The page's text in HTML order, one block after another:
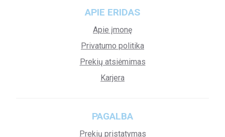
APIE ERIDAS
Apie įmonę
Privatumo politika
Prekių atsiėmimas
Karjera
PAGALBA
Prekių pristatymas